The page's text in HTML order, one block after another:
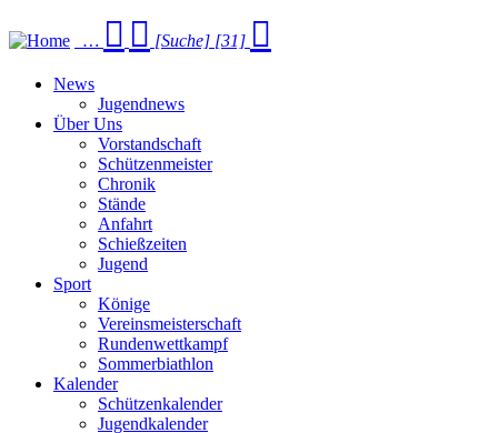
… [Suche] [31]
News
Jugendnews
Über Uns
Vorstandschaft
Schützenmeister
Chronik
Stände
Anfahrt
Schießzeiten
Jugend
Sport
Könige
Vereinsmeisterschaft
Rundenwettkampf
Sommer­biathlon
Kalender
Schützenkalender
Jugendkalender